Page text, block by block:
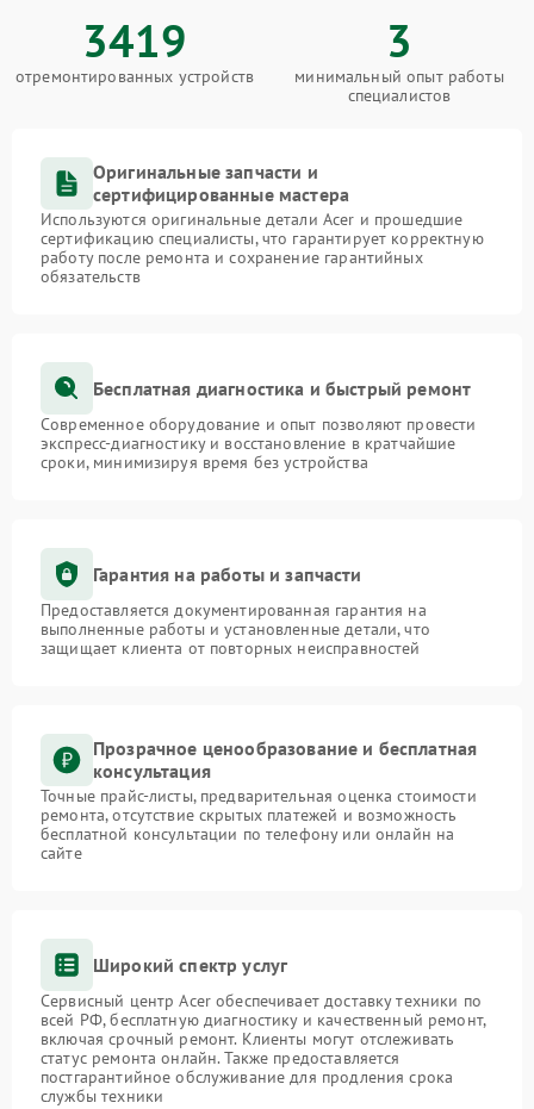
3419
отремонтированных устройств
3
минимальный опыт работы
специалистов
Оригинальные запчасти и
сертифицированные мастера
Используются оригинальные детали Acer и прошедшие
сертификацию специалисты, что гарантирует корректную
работу после ремонта и сохранение гарантийных
обязательств
Бесплатная диагностика и быстрый ремонт
Современное оборудование и опыт позволяют провести
экспресс-диагностику и восстановление в кратчайшие
сроки, минимизируя время без устройства
Гарантия на работы и запчасти
Предоставляется документированная гарантия на
выполненные работы и установленные детали, что
защищает клиента от повторных неисправностей
Прозрачное ценообразование и бесплатная
консультация
Точные прайс-листы, предварительная оценка стоимости
ремонта, отсутствие скрытых платежей и возможность
бесплатной консультации по телефону или онлайн на
сайте
Широкий спектр услуг
Сервисный центр Acer обеспечивает доставку техники по
всей РФ, бесплатную диагностику и качественный ремонт,
включая срочный ремонт. Клиенты могут отслеживать
статус ремонта онлайн. Также предоставляется
постгарантийное обслуживание для продления срока
службы техники